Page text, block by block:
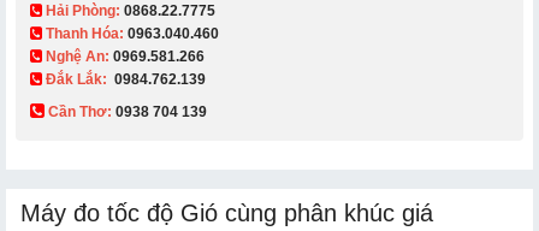
Hải Phòng: 0868.22.7775
Thanh Hóa: 0963.040.460
Nghệ An: 0969.581.266
Đắk Lắk: 0984.762.139
Cần Thơ: 0938 704 139​
Máy đo tốc độ Gió cùng phân khúc giá